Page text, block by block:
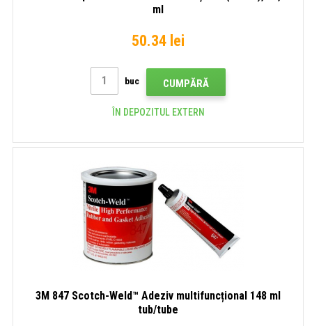
ml
50.34 lei
buc CUMPĂRĂ
ÎN DEPOZITUL EXTERN
3M 847 Scotch-Weld™ Adeziv multifuncțional 148 ml
tub/tube